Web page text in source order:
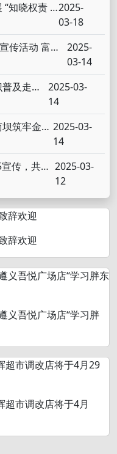
农发行贵州分行仁怀市支行开展 “知晓权责 共护征信”宣传活动2025-
03-18
遵义市开展“3.15”金融权益保护宣传活动 富德生命人寿以创新形式筑牢群众“防骗墙”
2025-
03-14
富德生命人寿遵义中支金融知识普及走进县域
2025-03-
14
富德生命人寿遵义中支在红色苟坝筑牢金融安全堡垒 2025-03-
14
富德生命人寿遵义中支开展3.15宣传，共筑金融安全网 2025-03-
12
辞欢迎
义吾悦广场店“学习胖
超市调改店将于4月